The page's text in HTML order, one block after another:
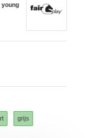
young
grijs